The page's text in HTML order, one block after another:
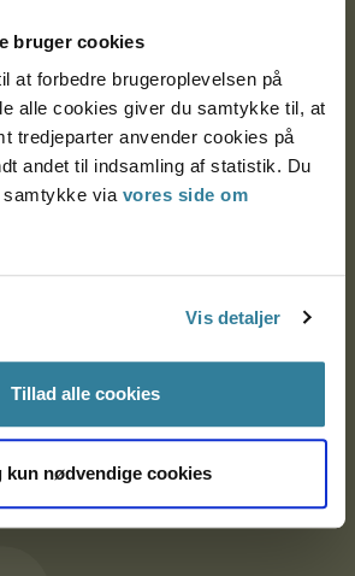
bruger cookies
at forbedre brugeroplevelsen på
alle cookies giver du samtykke til, at
tredjeparter anvender cookies på
andet til indsamling af statistik. Du
via vores side om
Vis detaljer
Tillad alle cookies
kun nødvendige cookies